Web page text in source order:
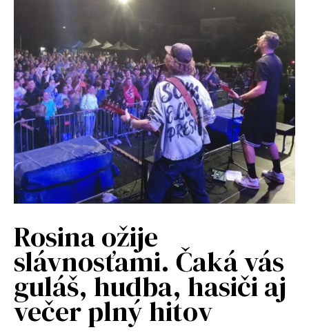
Rosina ožije
slávnosťami. Čaká vás
guláš, hudba, hasiči aj
večer plný hitov